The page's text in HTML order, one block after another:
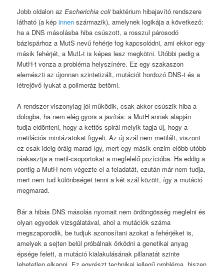
Jobb oldalon azEscherichia colibaktérium hibajavító rendszere
látható (a képinnen származik), amelynek logikája a következő:
ha a DNS másolásba hiba csúszott, a rosszul párosodó
bázispárhoz a MutS nevű fehérje fog kapcsolódni, ami ekkor egy
másik fehérjét, a MutL-t is képes lesz megkötni. Utóbbi pedig a
MutH-t vonza a probléma helyszínére. Ez egy szakaszon
elemészti az újonnan szintetizált, mutációt hordozó DNS-t és a
létrejövő lyukat a polimeráz betömi.
A rendszer viszonylag jól működik, csak akkor csúszik hiba a
dologba, ha nem elég gyors a javítás: a MutH annak alapján
tudja eldönteni, hogy a kettős spirál melyik tagja új, hogy a
metilációs mintázatokat figyeli. Az új szál nem metilált, viszont
ez csak ideig óráig marad így, mert egy másik enzim előbb-utóbb
ráakasztja a metil-csoportokat a megfelelő pozícióba. Ha eddig a
pontig a MutH nem végezte el a feladatát, ezután már nem tudja,
mert nem tud különbséget tenni a két szál között, így a mutáció
megmarad.
Bár a hibás DNS másolás nyomait nem ördöngösség meglelni és
olyan egyedek vizsgálatával, ahol a mutációk száma
megszaporodik, be tudjuk azonosítani azokat a fehérjéket is,
amelyek a sejten belül próbálnak őrködni a genetikai anyag
épsége felett, a mutáció kialakulásának pillanatát szinte
lehetetlen elkapni. Ez egyrészt technikai jellegű probléma, hiszen